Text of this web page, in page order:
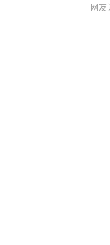
网友